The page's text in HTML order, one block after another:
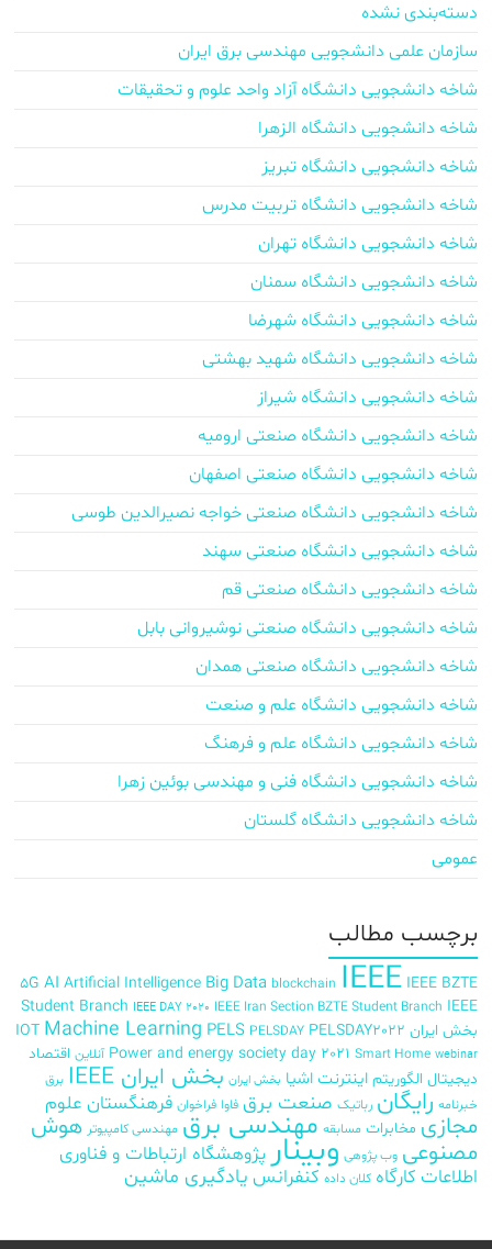
دسته‌بندی نشده
سازمان علمی دانشجویی مهندسی برق ایران
شاخه دانشجویی دانشگاه آزاد واحد علوم و تحقیقات
شاخه دانشجویی دانشگاه الزهرا
شاخه دانشجویی دانشگاه تبریز
شاخه دانشجویی دانشگاه تربیت مدرس
شاخه دانشجویی دانشگاه تهران
شاخه دانشجویی دانشگاه سمنان
شاخه دانشجویی دانشگاه شهرضا
شاخه دانشجویی دانشگاه شهید بهشتی
شاخه دانشجویی دانشگاه شیراز
شاخه دانشجویی دانشگاه صنعتی ارومیه
شاخه دانشجویی دانشگاه صنعتی اصفهان
شاخه دانشجویی دانشگاه صنعتی خواجه نصیرالدین طوسی
شاخه دانشجویی دانشگاه صنعتی سهند
شاخه دانشجویی دانشگاه صنعتی قم
شاخه دانشجویی دانشگاه صنعتی نوشیروانی بابل
شاخه دانشجویی دانشگاه صنعتی همدان
شاخه دانشجویی دانشگاه علم و صنعت
شاخه دانشجویی دانشگاه علم و فرهنگ
شاخه دانشجویی دانشگاه فنی و مهندسی بوئین زهرا
شاخه دانشجویی دانشگاه گلستان
عمومی
برچسب‌ مطالب
5G AI Artificial Intelligence Big Data blockchain IEEE IEEE BZTE
Student Branch IEEE DAY 2020 IEEE Iran Section BZTE Student Branch IEEE
بخش ایران
IOT Machine Learning PELS PELSDAY PELSDAY2022
Power and energy society day 2021 Smart Home webinar آنلاین اقتصاد
دیجیتال الگوریتم اینترنت اشیا بخش ایران بخش ایران IEEE
برق
خبرنامه رایگان رباتیک صنعت برق فاوا فراخوان فرهنگستان علوم
مجازی مخابرات مسابقه مهندسی برق مهندسی کامپیوتر هوش
مصنوعی وب پژوهی وبینارپژوهشگاه ارتباطات و فناوری
اطلاعات کارگاه کلان داده کنفرانس یادگیری ماشین